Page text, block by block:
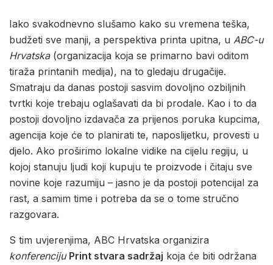
Iako svakodnevno slušamo kako su vremena teška,
budžeti sve manji, a perspektiva printa upitna, u ABC-u
Hrvatska(organizacija koja se primarno bavi oditom
tiraža printanih medija), na to gledaju drugačije.
Smatraju da danas postoji sasvim dovoljno ozbiljnih
tvrtki koje trebaju oglašavati da bi prodale. Kao i to da
postoji dovoljno izdavača za prijenos poruka kupcima,
agencija koje će to planirati te, naposlijetku, provesti u
djelo. Ako proširimo lokalne vidike na cijelu regiju, u
kojoj stanuju ljudi koji kupuju te proizvode i čitaju sve
novine koje razumiju – jasno je da postoji potencijal za
rast, a samim time i potreba da se o tome stručno
razgovara.
S tim uvjerenjima, ABC Hrvatska organizira
konferenciju Print stvara sadržaj koja će biti održana